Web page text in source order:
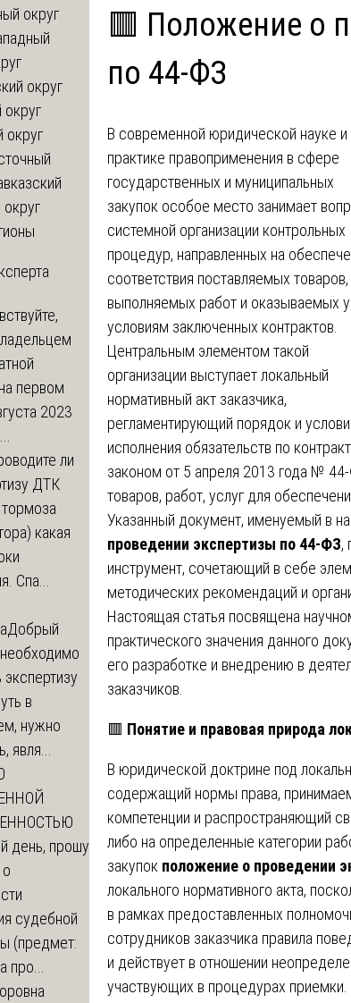
🟥 Положение о
по 44-ФЗ
В современной юридической науке и
практике правоприменения в сфере
государственных и муниципальных
закупок особое место занимает
системной организации контрольных
процедур, направленных на
соответствия поставляемых товаров,
выполняемых работ и оказываемых
условиям заключенных контрактов.
Центральным элементом такой
организации выступает локальный
нормативный акт заказчика,
регламентирующий порядок и
исполнения обязательств по
законом от 5 апреля 2013 года №
товаров, работ, услуг для
Указанный документ, именуемый в
проведении экспертизы по 44-ФЗ,
инструмент, сочетающий в себе
методических рекомендаций и
Настоящая статья посвящена
практического значения данного
его разработке и внедрению в
заказчиков.
🟥 Понятие и правовая природа
В юридической доктрине под
содержащий нормы права,
компетенции и распространяющий
либо на определенные категории
закупок положение о проведении
локального нормативного акта,
в рамках предоставленных
сотрудников заказчика правила
и действует в отношении
участвующих в процедурах приемки.
округ
округ
округ
округ
первом
2023
ли
ДТК
какая
Спа...
Добрый
в
нужно
явля...
день, прошу
судебной
(предмет:
про...